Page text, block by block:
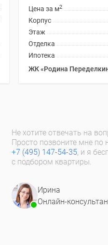
Цена за м2
Корпус
Этаж
Отделка
Ипотека
ЖК «Родина
Не хотите отвечать на
Просто позвоните мне по
+7 (495) 147-54-35, и я
с подбором квартиры.
Ирина
Онлайн-